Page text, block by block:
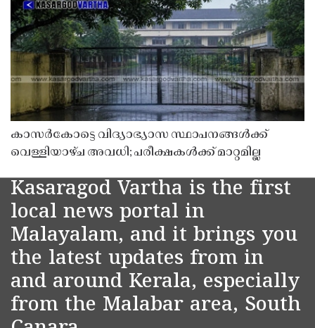
കാസർകോട്ടെ വിദ്യാഭ്യാസ സ്ഥാപനങ്ങൾക്ക്
വെള്ളിയാഴ്ച അവധി; പരീക്ഷകൾക്ക് മാറ്റമില്ല
Kasaragod Vartha is the first
local news portal in
Malayalam, and it brings you
the latest updates from in
and around Kerala, especially
from the Malabar area, South